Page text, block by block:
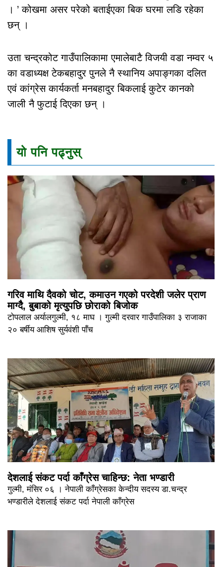
। ’ कोखमा असर परेको बताईएका बिक घरमा लडि रहेका
छन् ।
उता चन्द्रकोट गाउँपालिकामा एमालेबाटै विजयी वडा नम्वर ५
का वडाध्यक्ष टेकबहादुर पुनले नै स्थानिय अपाङ्गका दलित
एवं कांग्रेस कार्यकर्ता मनबहादुर बिकलाई कुटेर कानको
जाली नै फुटाई दिएका छन् ।
यो पनि पढ्नुस्
गरिव माथि दैवको चोट, कमाउन गएको परदेशी जलेर प्राण
माग्दैै, बुबाको मृत्युपछि छोराको बिजोक
टोपलाल अर्यालगुल्मी, १८ माघ । गुल्मी दरवार गाउँपालिका ३ राजाका
२० बर्षीय आशिष सुर्यवंशी पाँच
देशलाई संकट पर्दा काँग्रेस चाहिन्छ: नेता भण्डारी
गुल्मी, मंसिर ०६ । नेपाली काँग्रेसका केन्दीय सदस्य डा.चन्द्र
भण्डारीले देशलाई संकट पर्दा नेपाली काँग्रेस